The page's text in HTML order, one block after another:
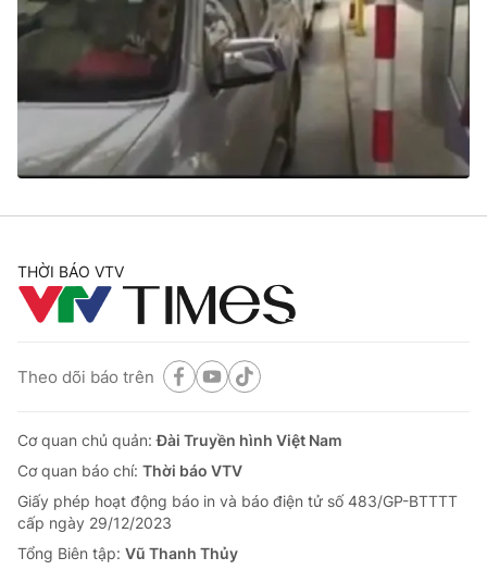
Thế giới
Tin tức
Thế giới đó đây
Câu chuyện quốc tế
Tài chính
Thị trường
Góc doanh nghiệp
Dữ liệu và đời sống
Truyền hình
Phim VTV
Hậu trường
Giải sao mai
Giải trí
Điện ảnh
Âm nhạc
Du lịch
Làm đẹp
Chất lượng cuộc sống
Tuyển sinh
Học trực tuyến
Công nghệ
Hitech Công nghệ tương lai
Sản phẩm
Giao lưu trực tuyến
THỜI BÁO VTV
Theo dõi báo trên
Cơ quan chủ quản:Đài Truyền hình Việt Nam
Cơ quan báo chí: Thời báo VTV
Giấy phép hoạt động báo in và báo điện tử số 483/GP-BTTTT
cấp ngày 29/12/2023
Tổng Biên tập: Vũ Thanh Thủy